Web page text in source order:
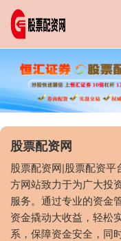
股票配资网
股票配资网|股票配资
方网站致力于为广大投
服务。通过专业的资金
资金撬动大收益，轻松
系，保障资金安全，同